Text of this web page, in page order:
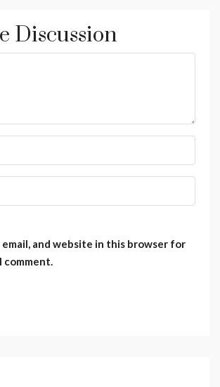
Discussion
email, and website in this browser for
comment.